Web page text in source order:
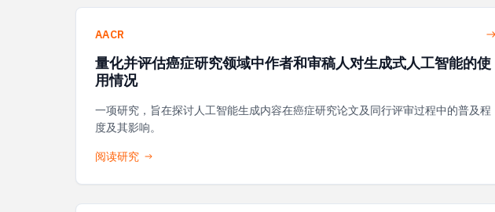
AACR
量化并评估癌症研究领域中作者和审稿人对生成式人工智能的使
用情况
一项研究，旨在探讨人工智能生成内容在癌症研究论文及同行评审过程中的普及程
度及其影响。
阅读研究